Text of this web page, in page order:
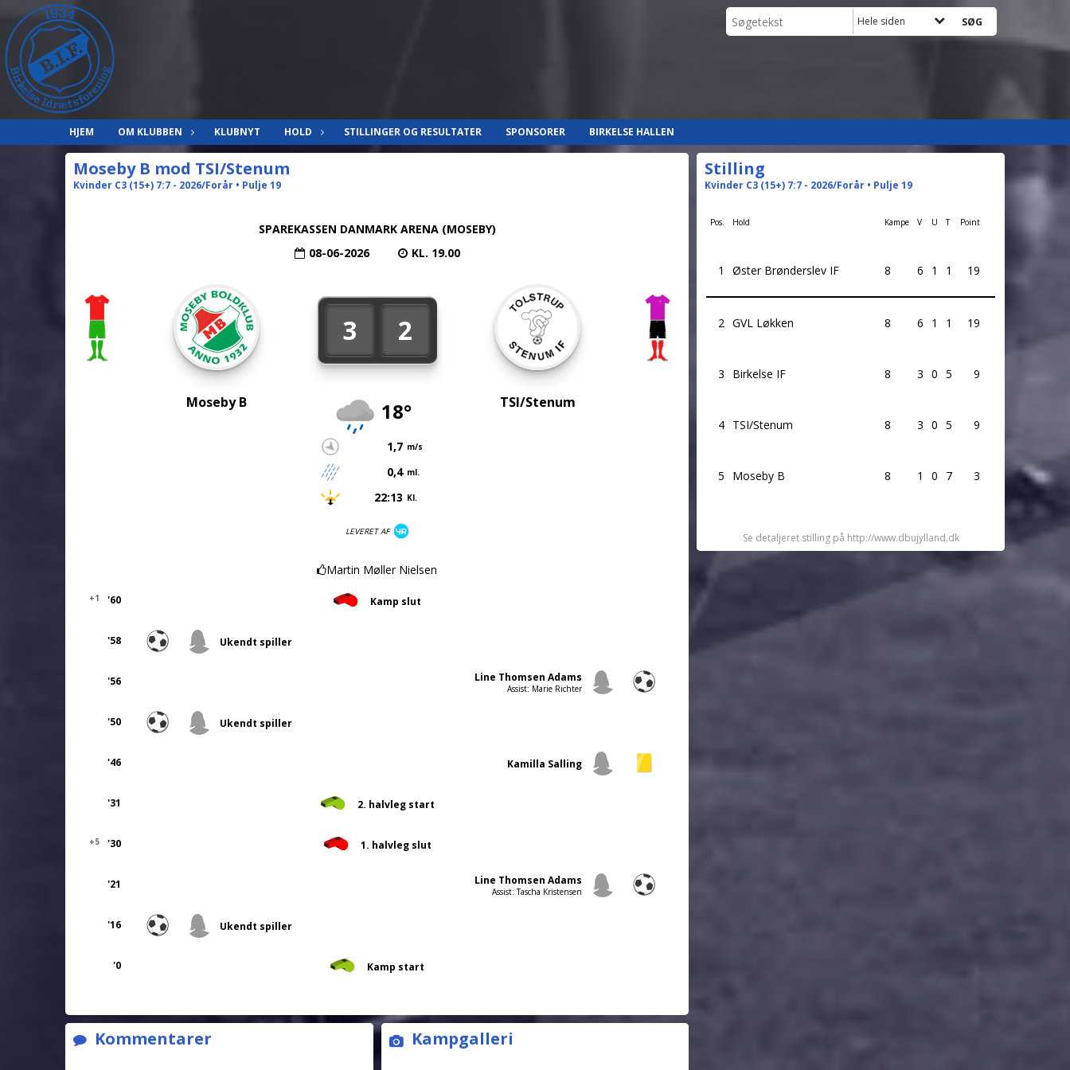
Hele siden
HJEM OM KLUBBEN KLUBNYT HOLD STILLINGER OG RESULTATER SPONSORER BIRKELSE HALLEN
Moseby B mod TSI/Stenum
Kvinder C3 (15+) 7:7 - 2026/Forår • Pulje 19
SPAREKASSEN DANMARK ARENA (MOSEBY)
08-06-2026
KL. 19.00
Moseby B
3 2
18°
1,7 m/s
0,4 ml.
22:13 Kl.
LEVERET AF
TSI/Stenum
Martin Møller Nielsen
'60
+1 Kamp slut
'58 Ukendt spiller
'56 Line Thomsen Adams
Assist: Marie Richter
'50 Ukendt spiller
'46 Kamilla Salling
'31 2. halvleg start
'30
+5 1. halvleg slut
'21 Line Thomsen Adams
Assist: Tascha Kristensen
'16 Ukendt spiller
'0 Kamp start
Stilling
Kvinder C3 (15+) 7:7 - 2026/Forår • Pulje 19
Pos. Hold Kampe V U T Point
1 Øster Brønderslev IF 8 6 1 1 19
2 GVL Løkken 8 6 1 1 19
3 Birkelse IF 8 3 0 5 9
4 TSI/Stenum 8 3 0 5 9
5 Moseby B 8 1 0 7 3
Se detaljeret stilling på http://www.dbujylland.dk
Kommentarer Kampgalleri